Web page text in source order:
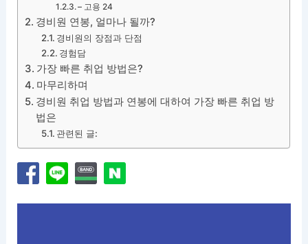
– 고용 24
경비원 연봉, 얼마나 될까?
경비원의 장점과 단점
경험담
가장 빠른 취업 방법은?
마무리하며
경비원 취업 방법과 연봉에 대하여 가장 빠른 취업 방
법은
관련된 글: